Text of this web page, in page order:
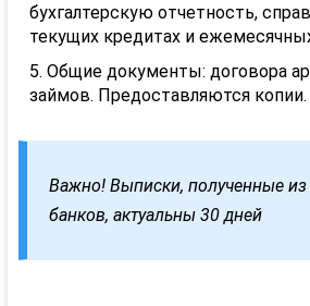
бухгалтерскую отчетность,
текущих кредитах и
Общие документы: договора
займов. Предоставляются копии.
Важно! Выписки, полученные из
банков, актуальны 30 дней